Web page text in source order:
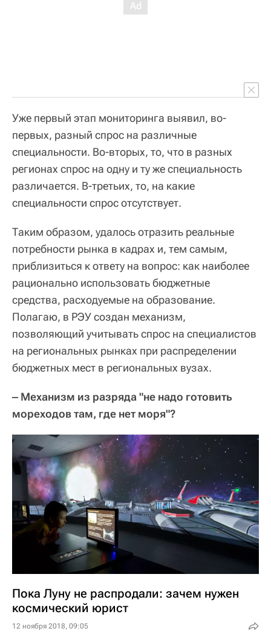
Уже первый этап мониторинга выявил, во-
первых, разный спрос на различные
специальности. Во-вторых, то, что в разных
регионах спрос на одну и ту же специальность
различается. В-третьих, то, на какие
специальности спрос отсутствует.
Таким образом, удалось отразить реальные
потребности рынка в кадрах и, тем самым,
приблизиться к ответу на вопрос: как наиболее
рационально использовать бюджетные
средства, расходуемые на образование.
Полагаю, в РЭУ создан механизм,
позволяющий учитывать спрос на специалистов
на региональных рынках при распределении
бюджетных мест в региональных вузах.
‒ Механизм из разряда "не надо готовить
мореходов там, где нет моря"?
Пока Луну не распродали: зачем нужен
космический юрист
12 ноября 2018, 09:05